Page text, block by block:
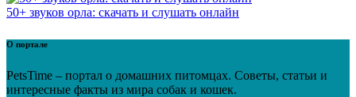
50+ звуков орла: скачать и слушать онлайн
О портале
PetsTime – портал о домашних питомцах. Советы, статьи и
интересные факты из мира собак и кошек.